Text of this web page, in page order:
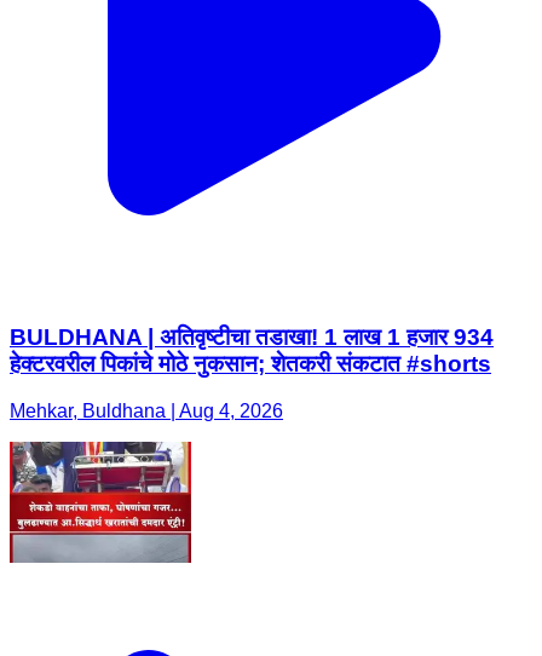
BULDHANA | अतिवृष्टीचा तडाखा! 1 लाख 1 हजार 934
हेक्टरवरील पिकांचे मोठे नुकसान; शेतकरी संकटात #shorts
Mehkar, Buldhana | Aug 4, 2026